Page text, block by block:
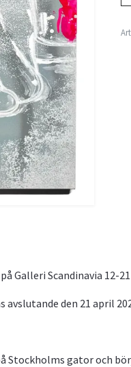
Galleri Scandinavia 12-21
den 21 april
gator och